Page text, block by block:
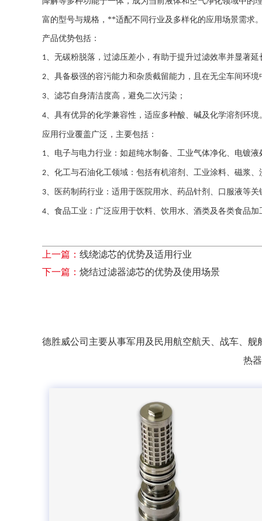
富的型号与规格，**适配不同行业及多样化的应用场景需求。
产品优势包括：
1、无碳粉脱落，过滤压差小，有助于提升过滤效率并显著延
2、具备极强的容污能力和杂质截留能力，且在无尘车间环境
3、滤芯自身清洁度高，避免二次污染；
4、具有优异的化学兼容性，适应多种酸、碱及化学溶剂环境
应用行业覆盖广泛，主要包括：
1、电子与电力行业：如超纯水制备、工业气体净化、电镀液
2、化工与石油化工领域：包括有机溶剂、工业涂料、磁浆、
3、医药制药行业：适用于医院用水、药品针剂、口服液等关
4、食品工业：广泛应用于饮料、饮用水、酒类及各类食品加
上一篇： 线绕滤芯的优势及适用行业
下一篇： 烧结过滤器滤芯的优势及使用场景
德胜威公司主要从事军用及民用航空航天、战车、
热